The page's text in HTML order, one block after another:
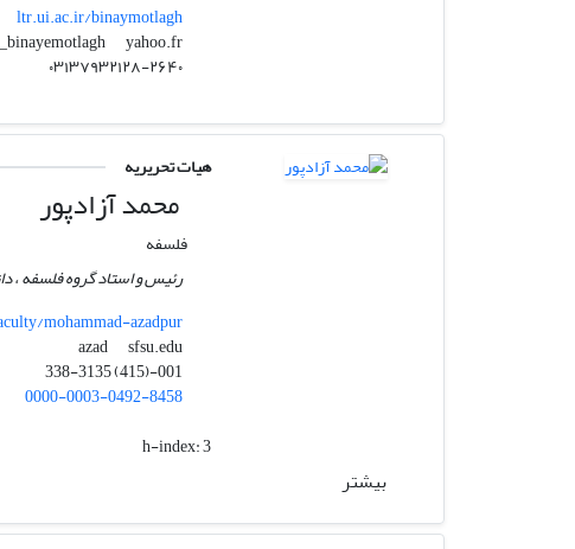
ltr.ui.ac.ir/binaymotlagh
yahoo.fr
هیات تحریریه
محمد آزادپور
فلسفه
رئیس و استاد گروه فلسفه ،
mohammad-azadpur
sfsu.edu
0000-0003-0492-8458
h-index:3
بیشتر